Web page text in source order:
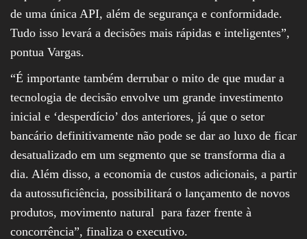
de uma única API, além de segurança e conformidade.
Tudo isso levará a decisões mais rápidas e inteligentes”,
pontua Vargas.
“É importante também derrubar o mito de que mudar a
tecnologia de decisão envolve um grande investimento
inicial e ‘desperdício’ dos anteriores, já que o setor
bancário definitivamente não pode se dar ao luxo de ficar
desatualizado em um segmento que se transforma dia a
dia. Além disso, a economia de custos adicionais, a partir
da autossuficiência, possibilitará o lançamento de novos
produtos, movimento natural para fazer frente à
concorrência”, finaliza o executivo.